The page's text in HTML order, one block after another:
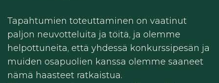
Tapahtumien toteuttaminen on vaatinut
paljon neuvotteluita ja töitä, ja olemme
helpottuneita, että yhdessä konkurssipesän ja
muiden osapuolien kanssa olemme saaneet
nämä haasteet ratkaistua.